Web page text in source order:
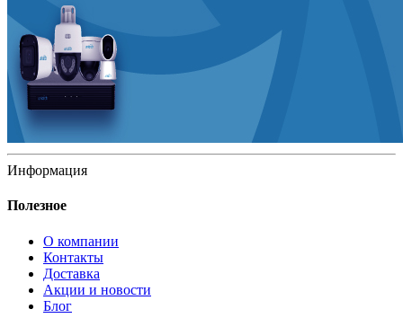
Информация
Полезное
О компании
Контакты
Доставка
Акции и новости
Блог